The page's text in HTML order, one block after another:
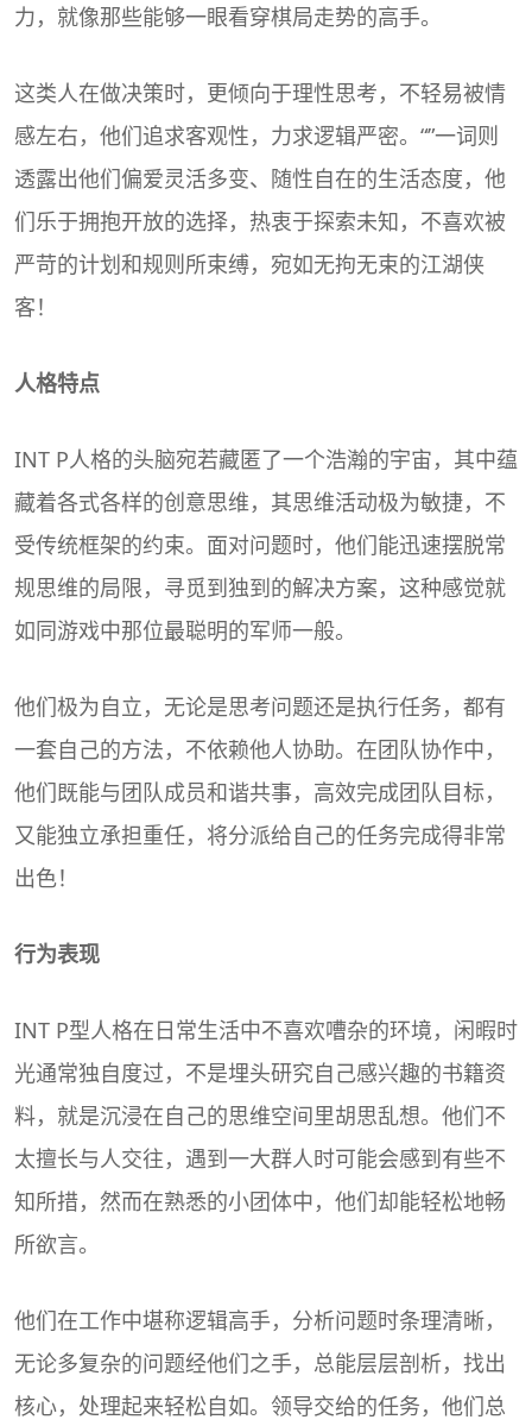
力，就像那些能够一眼看穿棋局走势的高手。
这类人在做决策时，更倾向于理性思考，不轻易被情
感左右，他们追求客观性，力求逻辑严密。“”一词则
透露出他们偏爱灵活多变、随性自在的生活态度，他
们乐于拥抱开放的选择，热衷于探索未知，不喜欢被
严苛的计划和规则所束缚，宛如无拘无束的江湖侠
客！
人格特点
INT P人格的头脑宛若藏匿了一个浩瀚的宇宙，其中蕴
藏着各式各样的创意思维，其思维活动极为敏捷，不
受传统框架的约束。面对问题时，他们能迅速摆脱常
规思维的局限，寻觅到独到的解决方案，这种感觉就
如同游戏中那位最聪明的军师一般。
他们极为自立，无论是思考问题还是执行任务，都有
一套自己的方法，不依赖他人协助。在团队协作中，
他们既能与团队成员和谐共事，高效完成团队目标，
又能独立承担重任，将分派给自己的任务完成得非常
出色！
行为表现
INT P型人格在日常生活中不喜欢嘈杂的环境，闲暇时
光通常独自度过，不是埋头研究自己感兴趣的书籍资
料，就是沉浸在自己的思维空间里胡思乱想。他们不
太擅长与人交往，遇到一大群人时可能会感到有些不
知所措，然而在熟悉的小团体中，他们却能轻松地畅
所欲言。
他们在工作中堪称逻辑高手，分析问题时条理清晰，
无论多复杂的问题经他们之手，总能层层剖析，找出
核心，处理起来轻松自如。领导交给的任务，他们总